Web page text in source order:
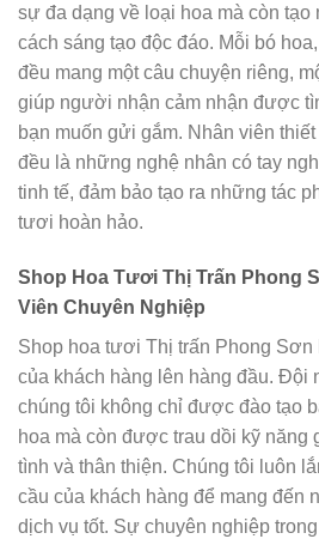
sự đa dạng về loại hoa mà còn tạo
cách sáng tạo độc đáo. Mỗi bó
đều mang một câu chuyện riêng,
giúp người nhận cảm nhận được
bạn muốn gửi gắm. Nhân viên
đều là những nghệ nhân có tay
tinh tế, đảm bảo tạo ra những tác
tươi hoàn hảo.
Shop Hoa Tươi Thị Trấn Phong
Viên Chuyên Nghiệp
Shop hoa tươi Thị trấn Phong Sơn
của khách hàng lên hàng đầu. Đội
chúng tôi không chỉ được đào tạo
hoa mà còn được trau dồi kỹ năng
tình và thân thiện. Chúng tôi luôn
cầu của khách hàng để mang đến
dịch vụ tốt. Sự chuyên nghiệp